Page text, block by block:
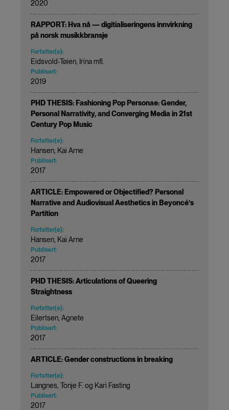
2020
RAPPORT: Hva nå — digitialiseringens innvirkning
på norsk musikkbransje
Forfatter(e):
Eidsvold-Tøien, Irina mfl.
Publisert:
2019
PHD THESIS: Fashioning Pop Personae: Gender,
Personal Narrativity, and Converging Media in 21st
Century Pop Music
Forfatter(e):
Hansen, Kai Arne
Publisert:
2017
ARTICLE: Empowered or Objectified? Personal
Narrative and Audiovisual Aesthetics in Beyoncé’s
Partition
Forfatter(e):
Hansen, Kai Arne
Publisert:
2017
PHD THESIS: Articulations of Queering
Straightness
Forfatter(e):
Eilertsen, Agnete
Publisert:
2017
ARTICLE: Gender constructions in breaking
Forfatter(e):
Langnes, Tonje F. og Kari Fasting
Publisert:
2017